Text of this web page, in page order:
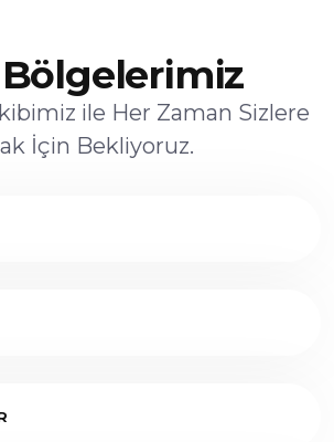
ile Her Zaman Sizlere
İçin Bekliyoruz.